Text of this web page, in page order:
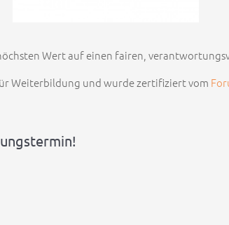
Wert auf einen fairen,
Weiterbildung und wurde zertifiziert vom